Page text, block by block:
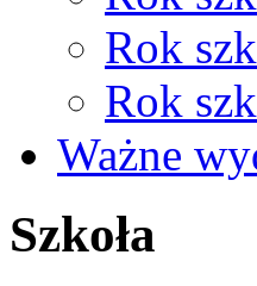
Rok
Rok
Ważne
Szkoła